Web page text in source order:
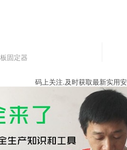
固定器
码上关注.及时获取最新实用